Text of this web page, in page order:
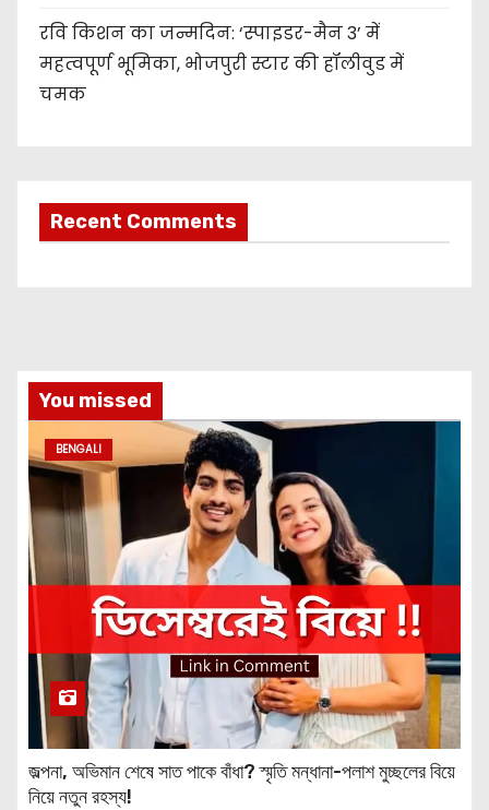
रवि किशन का जन्मदिन: ‘स्पाइडर-मैन 3’ में
महत्वपूर्ण भूमिका, भोजपुरी स्टार की हॉलीवुड में
चमक
Recent Comments
You missed
BENGALI
জল্পনা, অভিমান শেষে সাত পাকে বাঁধা? স্মৃতি মন্ধানা-পলাশ মুচ্ছলের বিয়ে
নিয়ে নতুন রহস্য!